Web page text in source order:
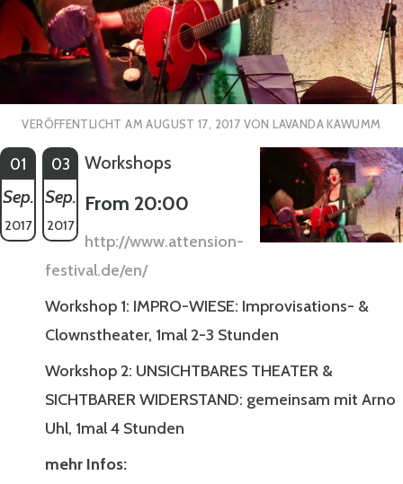
VERÖFFENTLICHT AMAUGUST 17, 2017 VONLAVANDA KAWUMM
01
Sep.
2017
03
Sep.
2017
Workshops
From 20:00
http://www.attension-
festival.de/en/
Workshop 1: IMPRO-WIESE: Improvisations- &
Clownstheater, 1mal 2-3 Stunden
Workshop 2: UNSICHTBARES THEATER &
SICHTBARER WIDERSTAND: gemeinsam mit Arno
Uhl, 1mal 4 Stunden
mehr Infos: